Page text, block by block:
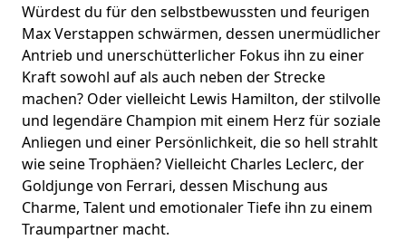
Würdest du für den selbstbewussten und feurigen
Max Verstappen schwärmen, dessen unermüdlicher
Antrieb und unerschütterlicher Fokus ihn zu einer
Kraft sowohl auf als auch neben der Strecke
machen? Oder vielleicht Lewis Hamilton, der stilvolle
und legendäre Champion mit einem Herz für soziale
Anliegen und einer Persönlichkeit, die so hell strahlt
wie seine Trophäen? Vielleicht Charles Leclerc, der
Goldjunge von Ferrari, dessen Mischung aus
Charme, Talent und emotionaler Tiefe ihn zu einem
Traumpartner macht.